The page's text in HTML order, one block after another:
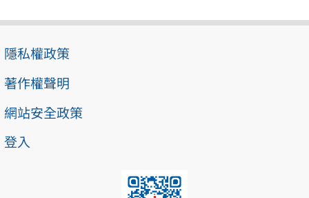
隱私權政策
著作權聲明
網站安全政策
登入